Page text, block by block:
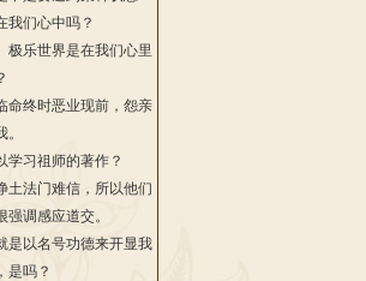
我们心中吗？
极乐世界是在我们心里
命终时恶业现前，怨亲
学习祖师的著作？
土法门难信，所以他们
强调感应道交。
是以名号功德来开显我
是吗？